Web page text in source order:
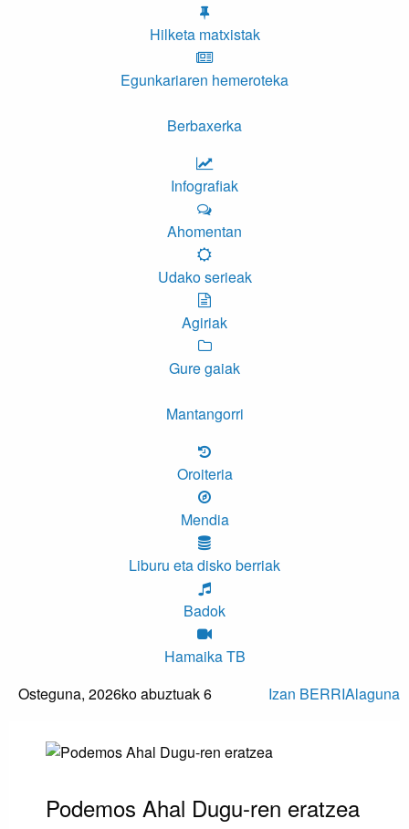
Hilketa matxistak
Egunkariaren hemeroteka
Berbaxerka
Infografiak
Ahomentan
Udako serieak
Agiriak
Gure gaiak
Mantangorri
Oroiteria
Mendia
Liburu eta disko berriak
Badok
Hamaika TB
Osteguna, 2026ko abuztuak 6 Izan BERRIAlaguna
Podemos Ahal Dugu-ren eratzea